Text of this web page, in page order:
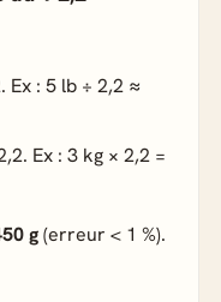
: 5 lb ÷ 2,2 ≈
Ex : 3 kg × 2,2 =
g(erreur < 1 %).